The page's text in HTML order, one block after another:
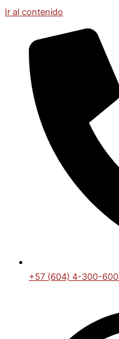
Ir al contenido
+57 (604) 4-300-600 |